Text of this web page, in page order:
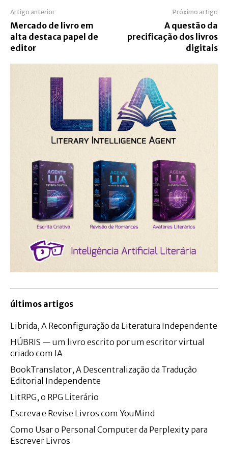
Artigo anterior
Mercado de livro em
alta destaca papel de
editor
Próximo artigo
A questão da
precificação dos livros
digitais
últimos artigos
Librida, A Reconfiguração da Literatura Independente
HÚBRIS — um livro escrito por um escritor virtual
criado com IA
BookTranslator, A Descentralização da Tradução
Editorial Independente
LitRPG, o RPG Literário
Escreva e Revise Livros com YouMind
Como Usar o Personal Computer da Perplexity para
Escrever Livros